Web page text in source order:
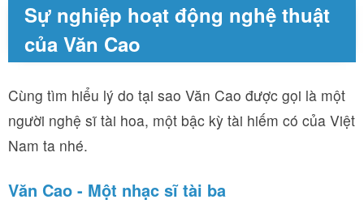
Sự nghiệp hoạt động nghệ thuật
của Văn Cao
Cùng tìm hiểu lý do tại sao Văn Cao được gọi là một
người nghệ sĩ tài hoa, một bậc kỳ tài hiếm có của Việt
Nam ta nhé.
Văn Cao - Một nhạc sĩ tài ba